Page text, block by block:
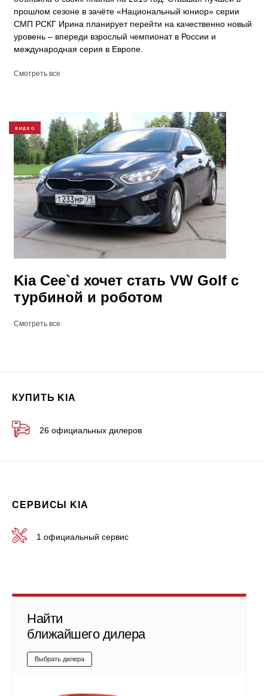
прошлом сезоне в зачёте «Национальный юниор» серии
СМП РСКГ Ирина планирует перейти на качественно новый
уровень – впереди взрослый чемпионат в России и
международная серия в Европе.
Смотреть все
ВИДЕО
Kia Cee`d хочет стать VW Golf с
турбиной и роботом
Смотреть все
КУПИТЬ KIA
26 официальных дилеров
СЕРВИСЫ KIA
1 официальный сервис
Найти
ближайшего дилера
Выбрать дилера